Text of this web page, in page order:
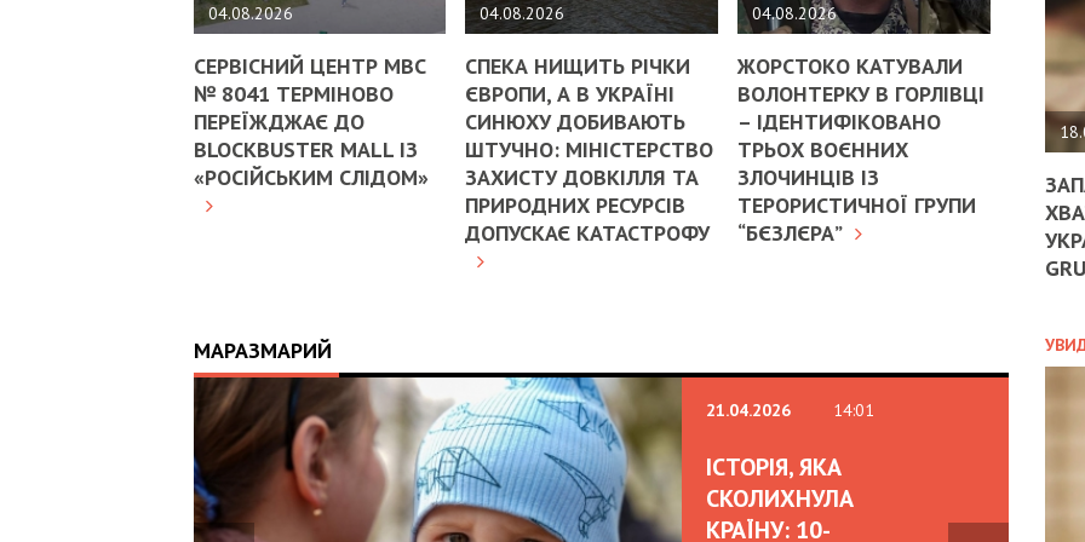
04.08.2026
СЕРВІСНИЙ ЦЕНТР МВС
№ 8041 ТЕРМІНОВО
ПЕРЕЇЖДЖАЄ ДО
BLOCKBUSTER MALL ІЗ
«РОСІЙСЬКИМ СЛІДОМ»
04.08.2026
СПЕКА НИЩИТЬ РІЧКИ
ЄВРОПИ, А В УКРАЇНІ
СИНЮХУ ДОБИВАЮТЬ
ШТУЧНО: МІНІСТЕРСТВО
ЗАХИСТУ ДОВКІЛЛЯ ТА
ПРИРОДНИХ РЕСУРСІВ
ДОПУСКАЄ КАТАСТРОФУ
04.08.2026
ЖОРСТОКО КАТУВАЛИ
ВОЛОНТЕРКУ В ГОРЛІВЦІ
– ІДЕНТИФІКОВАНО
ТРЬОХ ВОЄННИХ
ЗЛОЧИНЦІВ ІЗ
ТЕРОРИСТИЧНОЇ ГРУПИ
“БЄЗЛЄРА”
МАРАЗМАРИЙ
21.04.2026 14:01
ІСТОРІЯ, ЯКА
СКОЛИХНУЛА
КРАЇНУ: 10-
ДО
ЄС
-